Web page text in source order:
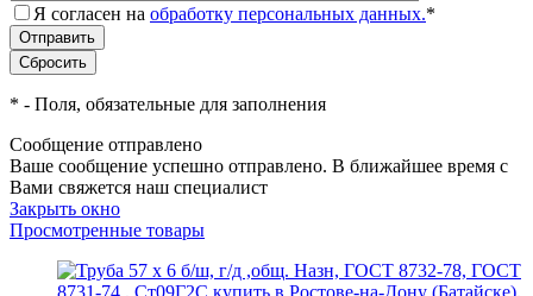
Я согласен на обработку персональных данных.*
* - Поля, обязательные для заполнения
Сообщение отправлено
Ваше сообщение успешно отправлено. В ближайшее время с
Вами свяжется наш специалист
Закрыть окно
Просмотренные товары